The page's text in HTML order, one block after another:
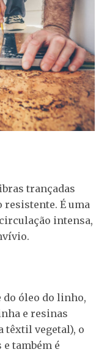
trançadas
É uma
intensa,
do óleo do linho,
e resinas
têxtil vegetal), o
também é